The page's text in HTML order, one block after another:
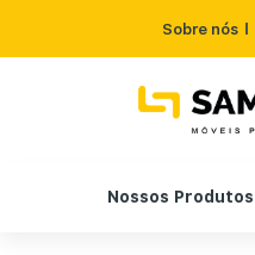
Sobre nós
Nossos Produtos